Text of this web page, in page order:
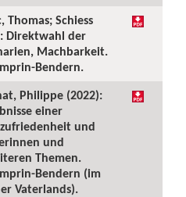
Schiess
Direktwahl der
Machbarkeit.
Bendern.
Philippe (2022):
einer
und
und
Themen.
Bendern (im
Vaterlands).